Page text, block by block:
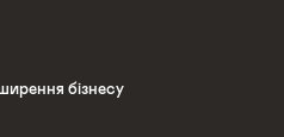
бізнесу